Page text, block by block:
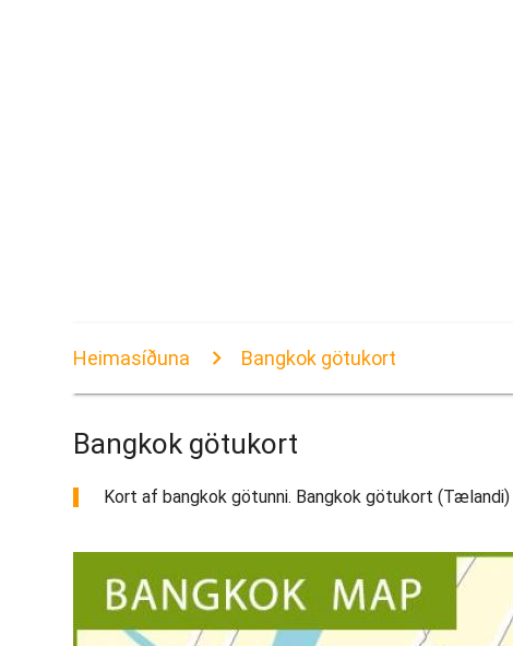
Heimasíðuna Bangkok götukort
Bangkok götukort
Kort af bangkok götunni. Bangkok götukort